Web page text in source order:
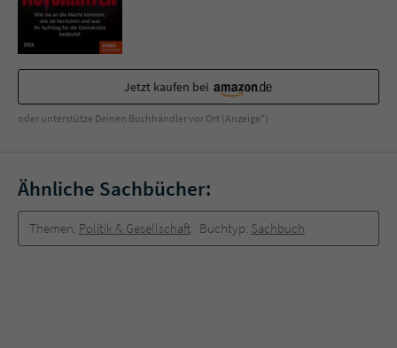
Jetzt kaufen bei
oder unterstütze Deinen Buchhändler vor Ort (Anzeige*)
Ähnliche Sachbücher:
Themen: Politik & Gesellschaft Buchtyp: Sachbuch